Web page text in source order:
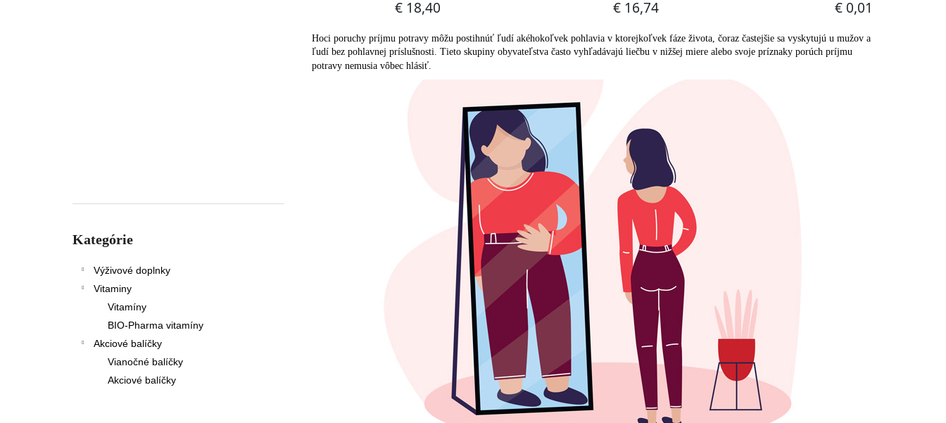
kategórie
Kategórie
Výživové doplnky
Vitaminy
Vitamíny
BIO-Pharma vitamíny
Akciové balíčky
Vianočné balíčky
Akciové balíčky
Hoci poruchy príjmu potravy môžu postihnúť ľudí akéhokoľvek pohlavia v ktorejkoľvek fáze života, čoraz častejšie sa vyskytujú u mužov a
ľudí bez pohlavnej príslušnosti. Tieto skupiny obyvateľstva často vyhľadávajú liečbu v nižšej miere alebo svoje príznaky porúch príjmu
potravy nemusia vôbec hlásiť.